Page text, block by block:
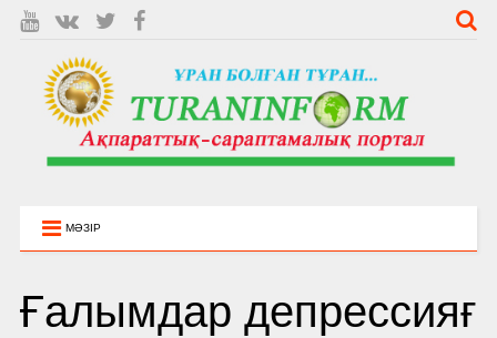
МӘЗІР
Ғалымдар депрессияғ